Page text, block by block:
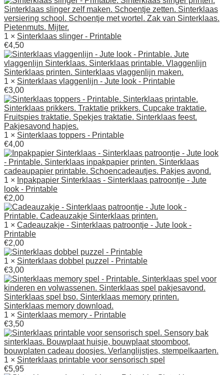
1 × Sinterklaas slinger - Printable
€4,50
1 × Sinterklaas vlaggenlijn - Jute look - Printable
€3,00
1 × Sinterklaas toppers - Printable
€4,00
1 × Inpakpapier Sinterklaas - Sinterklaas patroontje - Jute
look - Printable
€2,00
1 × Cadeauzakje - Sinterklaas patroontje - Jute look -
Printable
€2,00
1 × Sinterklaas dobbel puzzel - Printable
€3,00
1 × Sinterklaas memory - Printable
€3,50
1 × Sinterklaas printable voor sensorisch spel
€5,95